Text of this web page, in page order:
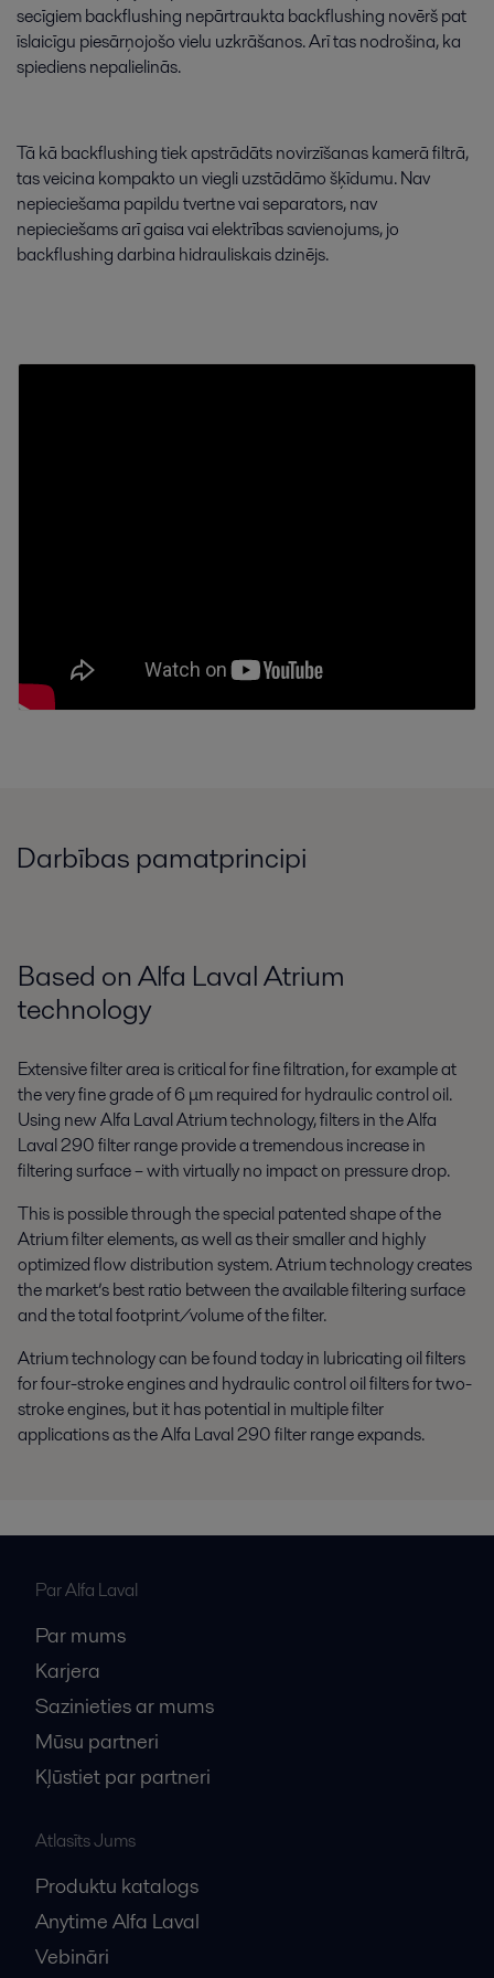
secīgiembackflushing nepārtraukta backflushing novēršpat
īslaicīgu piesārņojošovielu uzkrāšanos.Arītasnodrošina,ka
spiediensnepalielinās.
Tā kā backflushingtiekapstrādātsnovirzīšanaskamerāfiltrā,
tasveicina kompakto unviegliuzstādāmošķīdumu.Nav
nepieciešama papildutvertnevaiseparators,nav
nepieciešamsarīgaisavaielektrībassavienojums,jo
backflushingdarbina hidrauliskaisdzinējs.
Darbības pamatprincipi
Based on Alfa Laval Atrium
technology
Extensive filter area is critical for fine filtration, for example at
the very fine grade of 6 μm required for hydraulic control oil.
Using new Alfa Laval Atrium technology, filters in the Alfa
Laval 290 filter range provide a tremendous increase in
filtering surface – with virtually no impact on pressure drop.
This is possible through the special patented shape of the
Atrium filter elements, as well as their smaller and highly
optimized flow distribution system. Atrium technology creates
the market’s best ratio between the available filtering surface
and the total footprint/volume of the filter.
Atrium technology can be found today in lubricating oil filters
for four-stroke engines and hydraulic control oil filters for two-
stroke engines, but it has potential in multiple filter
applications as the Alfa Laval 290 filter range expands.
Par Alfa Laval
Par mums
Karjera
Sazinieties ar mums
Mūsu partneri
Kļūstiet par partneri
Atlasīts Jums
Produktu katalogs
Anytime Alfa Laval
Vebināri